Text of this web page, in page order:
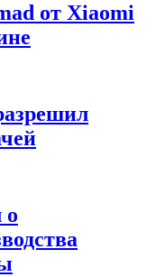
от Xiaomi
о